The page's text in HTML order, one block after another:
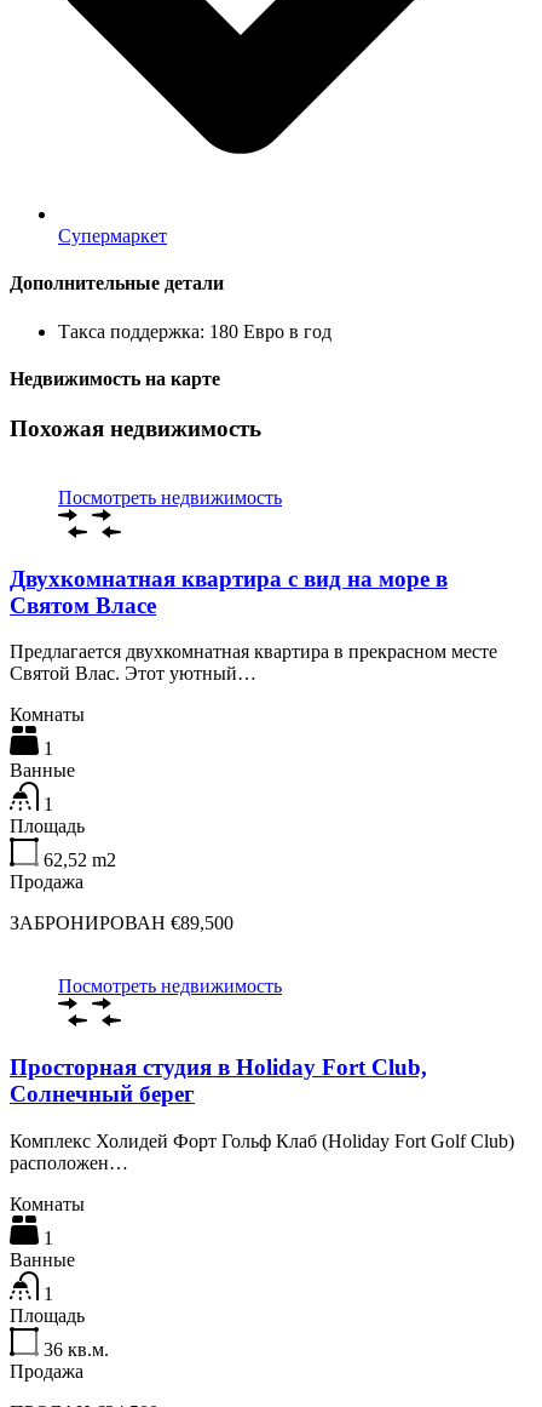
Супермаркет
Дополнительные детали
Такса поддержка: 180 Евро в год
Недвижимость на карте
Похожая недвижимость
Посмотреть недвижимость
Двухкомнатная квартира с вид на море в
Святом Власе
Предлагается двухкомнатная квартира в прекрасном месте
Святой Влас. Этот уютный…
Комнаты
1
Ванные
1
Площадь
62,52 m2
Продажа
ЗАБРОНИРОВАН €89,500
Посмотреть недвижимость
Просторная студия в Holiday Fort Club,
Солнечный берег
Комплекс Холидей Форт Гольф Клаб (Holiday Fort Golf Club)
расположен…
Комнаты
1
Ванные
1
Площадь
36 кв.м.
Продажа